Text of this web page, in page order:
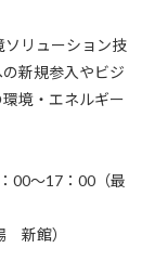
ソリューション技
新規参入やビジ
境・エネルギー
00～17：00（最
新館）